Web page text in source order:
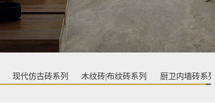
现代仿古砖系列 木纹砖|布纹砖系列 厨卫内墙砖系列